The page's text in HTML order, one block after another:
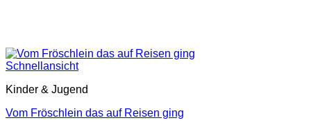
Schnellansicht
Kinder & Jugend
Vom Fröschlein das auf Reisen ging